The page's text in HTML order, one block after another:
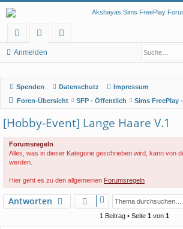
ch
llz
ug
rif
f
or
de
r
Anmelden
Spenden Datenschutz
Impressum
Foren-Übersicht
SFP - Öffentlich Sims FreePlay
[Hobby-Event] Lange Haare V.1
Forumsregeln
Alles, was in dieser Kategorie geschrieben wird, kann von
werden.
Hier geht es zu den allgemeinen Forumsregeln
Antworten
1 Beitrag • Seite 1 von 1